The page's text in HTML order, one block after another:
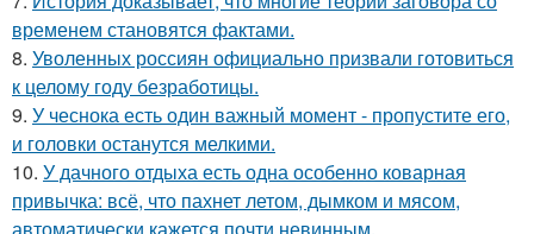
временем становятся фактами.
8. Уволенных россиян официально призвали готовиться
к целому году безработицы.
9. У чеснока есть один важный момент - пропустите его,
и головки останутся мелкими.
10. У дачного отдыха есть одна особенно коварная
привычка: всё, что пахнет летом, дымком и мясом,